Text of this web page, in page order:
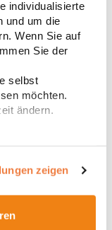
individualisierte
und um die
Wenn Sie auf
Sie der
selbst
möchten.
ändern.
zeigen
290
zur
GORFACTORY
ab 27,51 € *